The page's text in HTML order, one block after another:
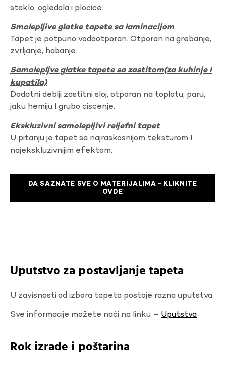
staklo, ogledala i plocice.
Smolepljive glatke tapete sa laminacijom
Tapet je potpuno vodootporan. Otporan na grebanje,
zvrljanje, habanje.
Samolepljve glatke tapete sa zastitom(za kuhinje I
kupatila)
Dodatni deblji zastitni sloj, otporan na toplotu, paru,
jaku hemiju I grubo ciscenje.
Ekskluzivni samolepljivi reljefni tapet
U pitanju je tapet sa najraskosnijom teksturom I
najekskluzivnijim efektom.
DA SAZNATE SVE O MATERIJALIMA - KLIKNITE
OVDE
Uputstvo za postavljanje tapeta
U zavisnosti od izbora tapeta postoje razna uputstva.
Sve informacije možete naći na linku – Uputstva
Rok izrade i poštarina